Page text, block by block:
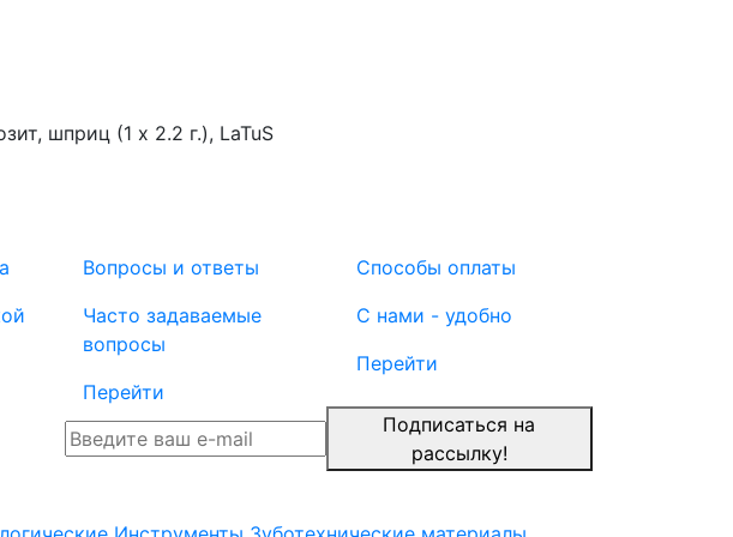
шприц (1 х 2.2 г.), LaTuS
Вопросы и ответы
Часто задаваемые
вопросы
Перейти
Способы оплаты
С нами - удобно
Перейти
Подписаться на
рассылку!